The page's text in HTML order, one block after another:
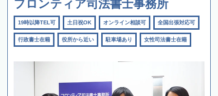
フロンティア司法書士事務所
19時以降TEL可 土日祝OK オンライン相談可 全国出張対応可
行政書士在籍 役所から近い 駐車場あり 女性司法書士在籍